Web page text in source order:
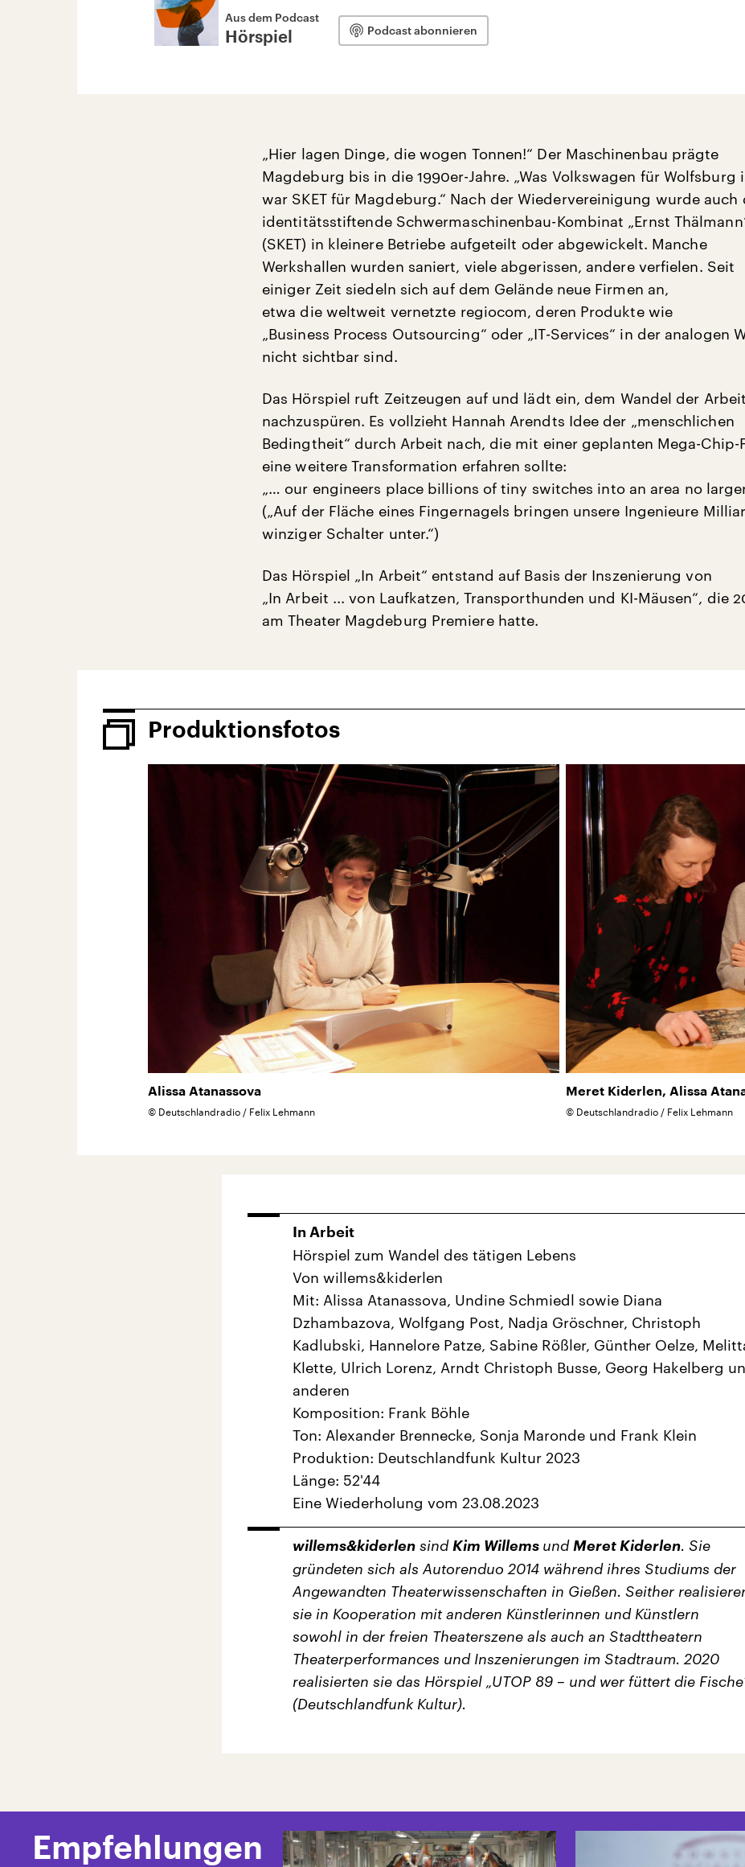
Aus dem Podcast
Hörspiel Podcast abonnieren
„Hier lagen Dinge, die wogen Tonnen!“ Der Maschinenbau prägte
Magdeburg bis in die 1990er-Jahre. „Was Volkswagen für Wolfsburg
war SKET für Magdeburg.“ Nach der Wiedervereinigung wurde auch
identitätsstiftende Schwermaschinenbau-Kombinat „Ernst
(SKET) in kleinere Betriebe aufgeteilt oder abgewickelt. Manche
Werkshallen wurden saniert, viele abgerissen, andere verfielen. Seit
einiger Zeit siedeln sich auf dem Gelände neue Firmen an,
etwa die weltweit vernetzte regiocom, deren Produkte wie
„Business Process Outsourcing“ oder „IT-Services“ in der analogen
nicht sichtbar sind.
Das Hörspiel ruft Zeitzeugen auf und lädt ein, dem Wandel der
nachzuspüren. Es vollzieht Hannah Arendts Idee der „menschlichen
Bedingtheit“ durch Arbeit nach, die mit einer geplanten Mega-Chip-
eine weitere Transformation erfahren sollte:
„… our engineers place billions of tiny switches into an area no
(„Auf der Fläche eines Fingernagels bringen unsere Ingenieure
winziger Schalter unter.“)
Das Hörspiel „In Arbeit“ entstand auf Basis der Inszenierung von
„In Arbeit ... von Laufkatzen, Transporthunden und KI-Mäusen“, die
am Theater Magdeburg Premiere hatte.
Produktionsfotos
Alissa Atanassova
© Deutschlandradio / Felix Lehmann
Meret Kiderlen, Alissa
© Deutschlandradio / Felix Lehmann
In Arbeit
Hörspiel zum Wandel des tätigen Lebens
Von willems&kiderlen
Mit: Alissa Atanassova, Undine Schmiedl sowie Diana
Dzhambazova, Wolfgang Post, Nadja Gröschner, Christoph
Kadlubski, Hannelore Patze, Sabine Rößler, Günther Oelze,
Klette, Ulrich Lorenz, Arndt Christoph Busse, Georg Hakelberg
anderen
Komposition: Frank Böhle
Ton: Alexander Brennecke, Sonja Maronde und Frank Klein
Produktion: Deutschlandfunk Kultur 2023
Länge: 52'44
Eine Wiederholung vom 23.08.2023
willems&kiderlen sind Kim Willems und Meret Kiderlen. Sie
gründeten sich als Autorenduo 2014 während ihres Studiums der
Angewandten Theaterwissenschaften in Gießen. Seither
sie in Kooperation mit anderen Künstlerinnen und Künstlern
sowohl in der freien Theaterszene als auch an Stadttheatern
Theaterperformances und Inszenierungen im Stadtraum. 2020
realisierten sie das Hörspiel „UTOP 89 – und wer füttert die
(Deutschlandfunk Kultur).
Empfehlungen